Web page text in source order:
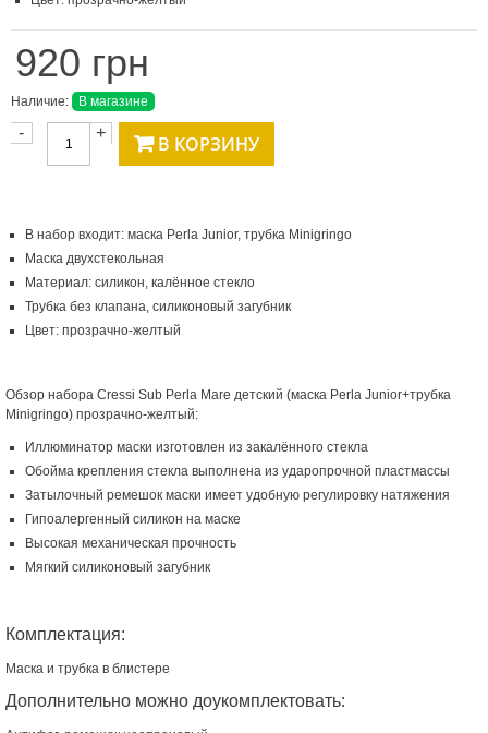
920 грн
Наличие: В магазине
- + В КОРЗИНУ
В набор входит: маска Perla Junior, трубка Minigringo
Маска двухстекольная
Материал: силикон, калённое стекло
Трубка без клапана, силиконовый загубник
Цвет: прозрачно-желтый
Обзор набора Cressi Sub Perla Mare детский (маска Perla Junior+трубка
Minigringo) прозрачно-желтый:
Иллюминатор маски изготовлен из закалённого стекла
Обойма крепления стекла выполнена из ударопрочной пластмассы
Затылочный ремешок маски имеет удобную регулировку натяжения
Гипоалергенный силикон на маске
Высокая механическая прочность
Мягкий силиконовый загубник
Комплектация:
Маска и трубка в блистере
Дополнительно можно доукомплектовать: